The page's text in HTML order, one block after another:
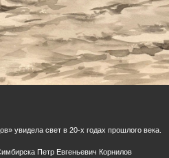
Ульяновский государственный
увидела свет в 20-х годах прошлого века.
Петр Евгеньевич Корнилов